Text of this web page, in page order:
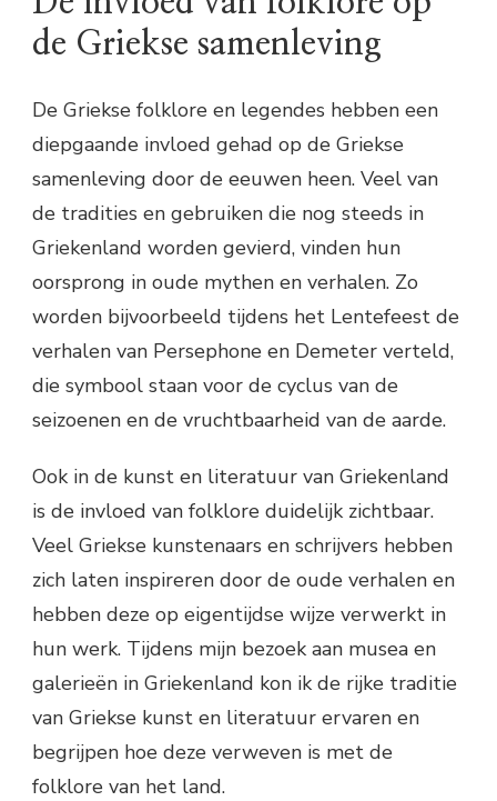
de Griekse samenleving
De Griekse folklore en legendes hebben een
diepgaande invloed gehad op de Griekse
samenleving door de eeuwen heen. Veel van
de tradities en gebruiken die nog steeds in
Griekenland worden gevierd, vinden hun
oorsprong in oude mythen en verhalen. Zo
worden bijvoorbeeld tijdens het Lentefeest de
verhalen van Persephone en Demeter verteld,
die symbool staan voor de cyclus van de
seizoenen en de vruchtbaarheid van de aarde.
Ook in de kunst en literatuur van Griekenland
is de invloed van folklore duidelijk zichtbaar.
Veel Griekse kunstenaars en schrijvers hebben
zich laten inspireren door de oude verhalen en
hebben deze op eigentijdse wijze verwerkt in
hun werk. Tijdens mijn bezoek aan musea en
galerieën in Griekenland kon ik de rijke traditie
van Griekse kunst en literatuur ervaren en
begrijpen hoe deze verweven is met de
folklore van het land.